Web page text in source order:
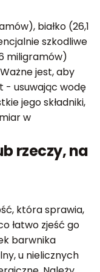
białko (26,1
szkodliwe
miligramów)
jest, aby
usuwając wodę
jego składniki,
w
rzeczy, na
która sprawia,
łatwo zjeść go
barwnika
u nielicznych